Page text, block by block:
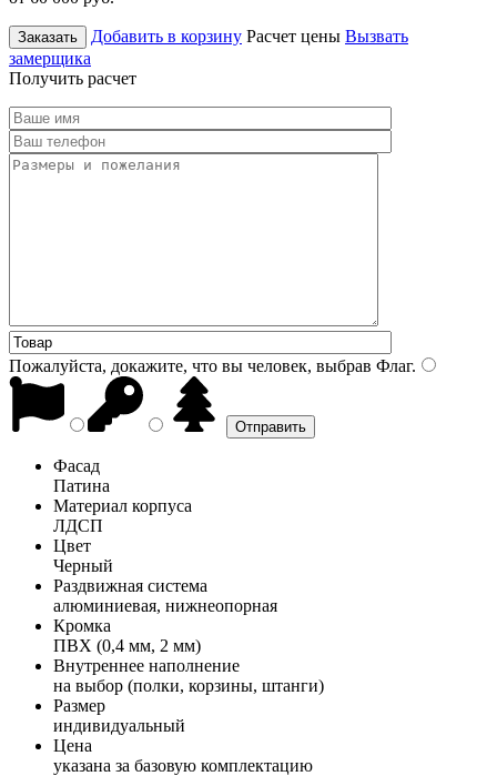
Заказать Добавить в корзину Расчет цены Вызвать
замерщика
Получить расчет
Пожалуйста, докажите, что вы человек, выбрав Флаг.
Фасад
Патина
Материал корпуса
ЛДСП
Цвет
Черный
Раздвижная система
алюминиевая, нижнеопорная
Кромка
ПВХ (0,4 мм, 2 мм)
Внутреннее наполнение
на выбор (полки, корзины, штанги)
Размер
индивидуальный
Цена
указана за базовую комплектацию